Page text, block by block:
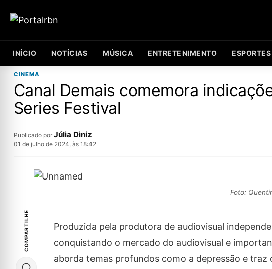
INÍCIO NOTÍCIAS MÚSICA ENTRETENIMENTO ESPORTES
CINEMA
Canal Demais comemora
Series Festival
Publicado por Júlia Diniz
01 de julho de 2024, às 18:42
Foto:
COMPARTILHE
Produzida pela produtora de audiovisual
conquistando o mercado do audiovisual e
aborda temas profundos como a depressão e